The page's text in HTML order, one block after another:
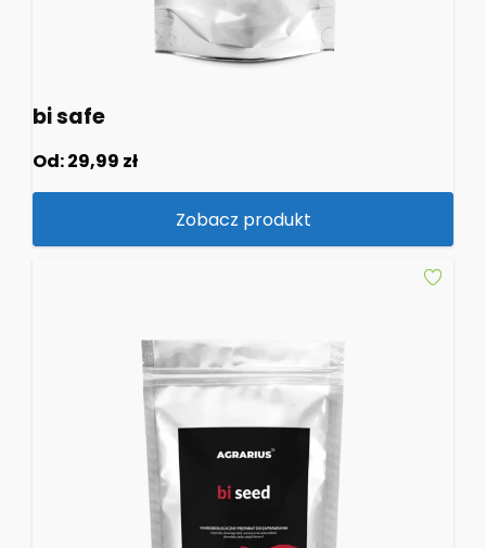
bi safe
Od:29,99 zł
Zobacz produkt